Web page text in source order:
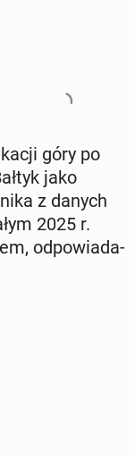
góry po
jako
z danych
2025 r.
od­po­wia­da­